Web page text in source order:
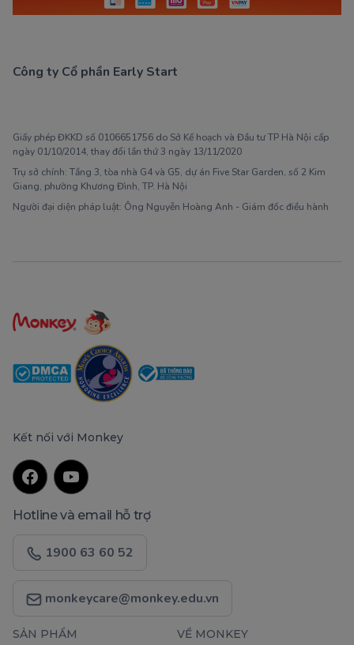
Công ty Cổ phần Early Start
Giấy phép ĐKKD số 0106651756 do Sở Kế hoạch và Đầu tư TP Hà Nội cấp
ngày 01/10/2014, thay đổi lần thứ 3 ngày 13/11/2020
Trụ sở chính: Tầng 3, tòa nhà G4 và G5, dự án Five Star Garden, số 2 Kim
Giang, phường Khương Đình, TP. Hà Nội
Người đại diện pháp luật: Ông Nguyễn Hoàng Anh - Giám đốc điều hành
Kết nối với Monkey
Hotline và email hỗ trợ
1900 63 60 52
monkeycare@monkey.edu.vn
SẢN PHẨM VỀ MONKEY